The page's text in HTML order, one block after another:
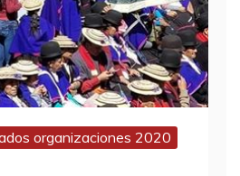
organizaciones 2020